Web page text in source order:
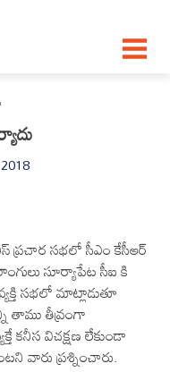
ప్రచార సభలో సీఎం కేసీఆర్
సూర్యాపేట సీఐ కి
సభలో మాట్లాడుతూ
తాము తీవ్రంగా
కనీస విచక్షణ లేకుండా
వారు ప్రశ్నించారు.